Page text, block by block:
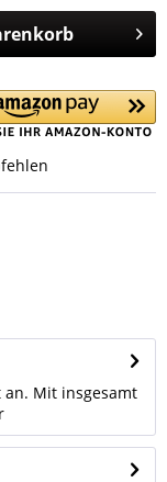
an. Mit insgesamt